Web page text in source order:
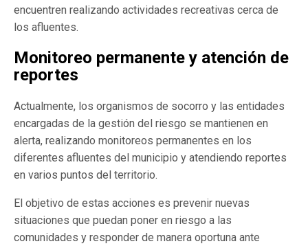
encuentren realizando actividades recreativas cerca de
los afluentes.
Monitoreo permanente y atención de
reportes
Actualmente, los organismos de socorro y las entidades
encargadas de la gestión del riesgo se mantienen en
alerta, realizando monitoreos permanentes en los
diferentes afluentes del municipio y atendiendo reportes
en varios puntos del territorio.
El objetivo de estas acciones es prevenir nuevas
situaciones que puedan poner en riesgo a las
comunidades y responder de manera oportuna ante